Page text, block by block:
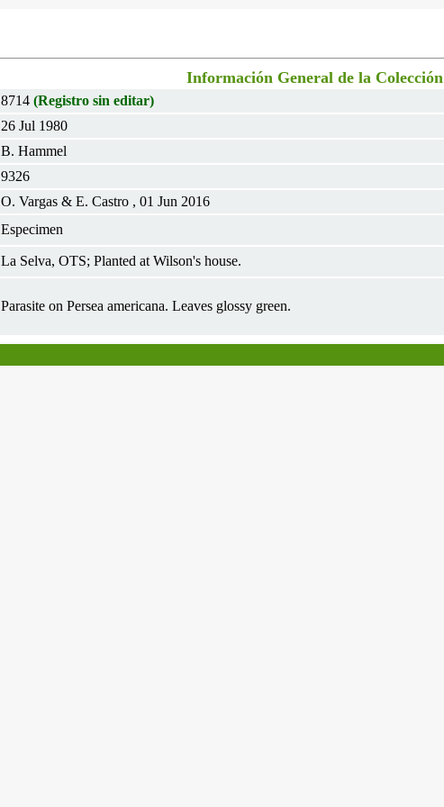
Información General de la Colección
8714 (Registro sin editar)
26 Jul 1980
B. Hammel
9326
O. Vargas & E. Castro , 01 Jun 2016
Especimen
La Selva, OTS; Planted at Wilson's house.
Parasite on Persea americana. Leaves glossy green.